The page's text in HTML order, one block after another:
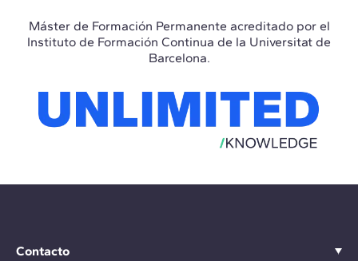
Máster de Formación Permanente acreditado por el
Instituto de Formación Continua de la Universitat de
Barcelona.
Contacto